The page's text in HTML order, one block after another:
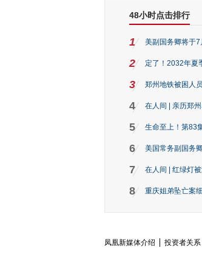
48小时点击排行
1 美副国务卿将于
2 定了！2032年夏
3 郑州地铁被困人
4 在人间 | 亲历郑
5 生命至上！第83
6 美国常务副国务
7 在人间 | 红绿灯
8 重庆姐弟坠亡案
凤凰新媒体介绍 投资者关